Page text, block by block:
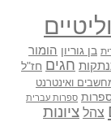
בן גוריון הומור
חגים חז"ל
ואינטרנט
ספרות עברית
צהל ציונות